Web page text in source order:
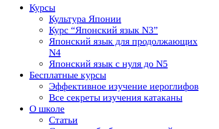
Курсы
Культура Японии
Курс “Японский язык N3”
Японский язык для продолжающих
N4
Японский язык с нуля до N5
Бесплатные курсы
Эффективное изучение иероглифов
Все секреты изучения катаканы
О школе
Статьи